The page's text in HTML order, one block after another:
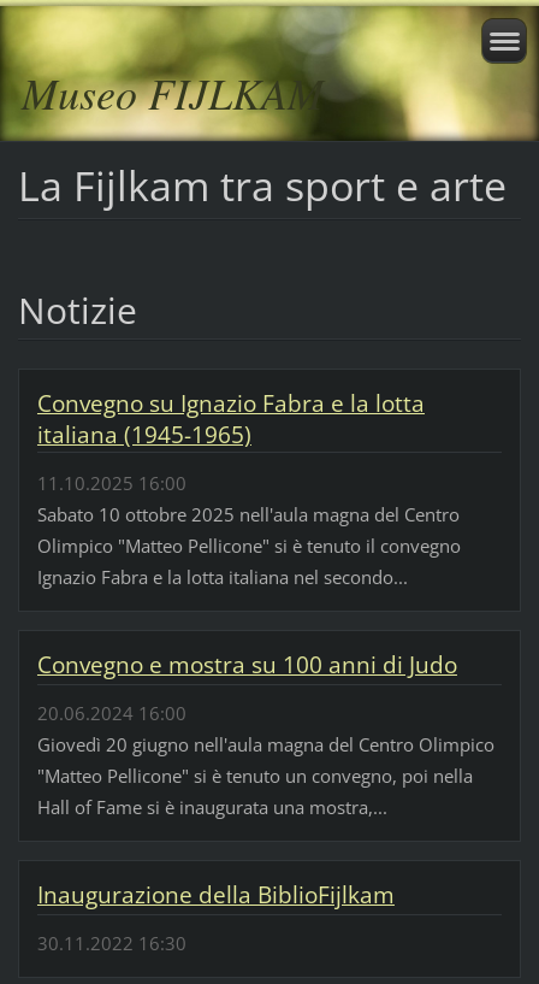
Museo FIJLKAM
La Fijlkam tra sport e arte
Notizie
Convegno su Ignazio Fabra e la lotta
italiana (1945-1965)
11.10.2025 16:00
Sabato 10 ottobre 2025 nell'aula magna del Centro
Olimpico "Matteo Pellicone" si è tenuto il convegno
Ignazio Fabra e la lotta italiana nel secondo...
Convegno e mostra su 100 anni di Judo
20.06.2024 16:00
Giovedì 20 giugno nell'aula magna del Centro Olimpico
"Matteo Pellicone" si è tenuto un convegno, poi nella
Hall of Fame si è inaugurata una mostra,...
Inaugurazione della BiblioFijlkam
30.11.2022 16:30